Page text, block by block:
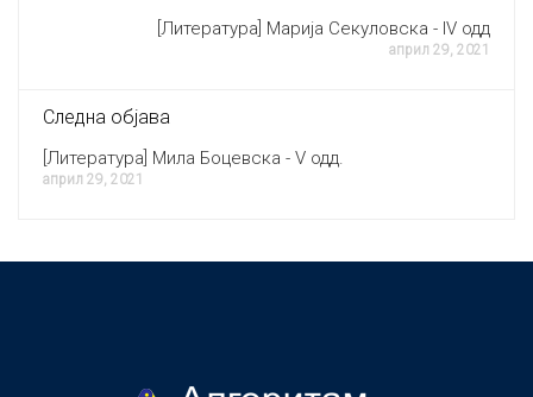
[Литература] Марија Секуловска - IV одд
април 29, 2021
Следна објава
[Литература] Мила Боцевска - V одд.
април 29, 2021